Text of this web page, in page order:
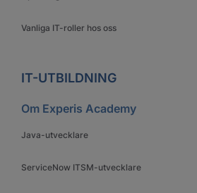
Vanliga IT-roller hos oss
IT-UTBILDNING
Om Experis Academy
Java-utvecklare
ServiceNow ITSM-utvecklare